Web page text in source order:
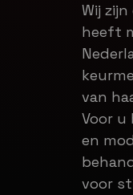
Wij
heeft
van
Voor u
en
voor